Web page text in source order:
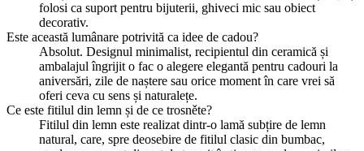
folosi ca suport pentru bijuterii, ghiveci mic sau obiect
decorativ.
Este această lumânare potrivită ca idee de cadou?
Absolut. Designul minimalist, recipientul din ceramică și
ambalajul îngrijit o fac o alegere elegantă pentru cadouri la
aniversări, zile de naștere sau orice moment în care vrei să
oferi ceva cu sens și naturalețe.
Ce este fitilul din lemn și de ce trosněte?
Fitilul din lemn este realizat dintr-o lamă subțire de lemn
natural, care, spre deosebire de fitilul clasic din bumbac,